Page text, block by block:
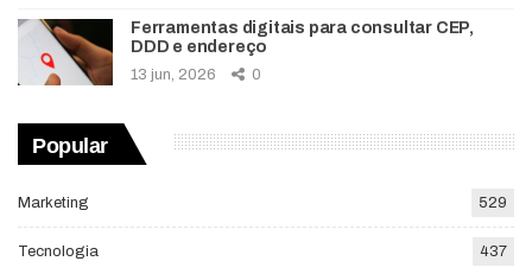
Ferramentas digitais para consultar CEP,
DDD e endereço
13 jun, 2026 0
Popular
Marketing 529
Tecnologia 437